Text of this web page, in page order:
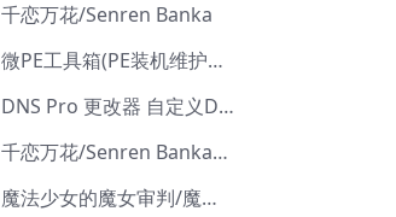
千恋万花/Senren Banka
微PE工具箱(PE装机维护工具) v2.3官方正式版
DNS Pro 更改器 自定义DNS修改
千恋万花/Senren Banka/安卓版
魔法少女的魔女审判/魔法少女ノ魔女裁判